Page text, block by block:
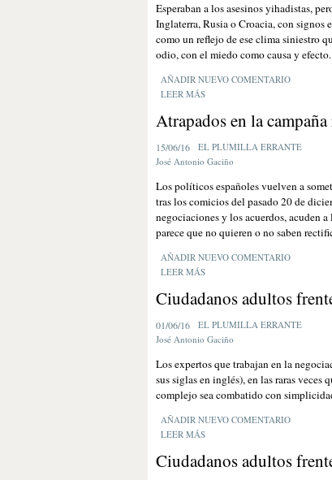
Esperaban a los asesinos yihadistas,
Inglaterra, Rusia o Croacia, con signos
como un reflejo de ese clima siniestro
odio, con el miedo como causa y efecto.
AÑADIR NUEVO COMENTARIO
LEER MÁS
Atrapados en la
15/06/16
EL PLUMILLA ERRANTE
José Antonio Gaciño
Los políticos españoles vuelven a
tras los comicios del pasado 20 de
negociaciones y los acuerdos, acuden
parece que no quieren o no saben
AÑADIR NUEVO COMENTARIO
LEER MÁS
Ciudadanos adultos
01/06/16
EL PLUMILLA ERRANTE
José Antonio Gaciño
Los expertos que trabajan en la
sus siglas en inglés), en las raras veces
complejo sea combatido con
AÑADIR NUEVO COMENTARIO
LEER MÁS
Ciudadanos adultos